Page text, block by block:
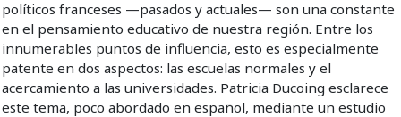
políticos franceses —pasados y actuales— son una constante
en el pensamiento educativo de nuestra región. Entre los
innumerables puntos de influencia, esto es especialmente
patente en dos aspectos: las escuelas normales y el
acercamiento a las universidades. Patricia Ducoing esclarece
este tema, poco abordado en español, mediante un estudio